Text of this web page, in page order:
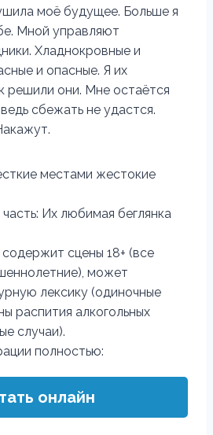
моё будущее. Больше я
Мной управляют
Хладнокровные и
и опасные. Я их
решили они. Мне остаётся
сбежать не удастся.
местами жестокие
Их любимая беглянка
сцены 18+ (все
может
лексику (одиночные
распития алкогольных
случаи).
полностью:
онлайн